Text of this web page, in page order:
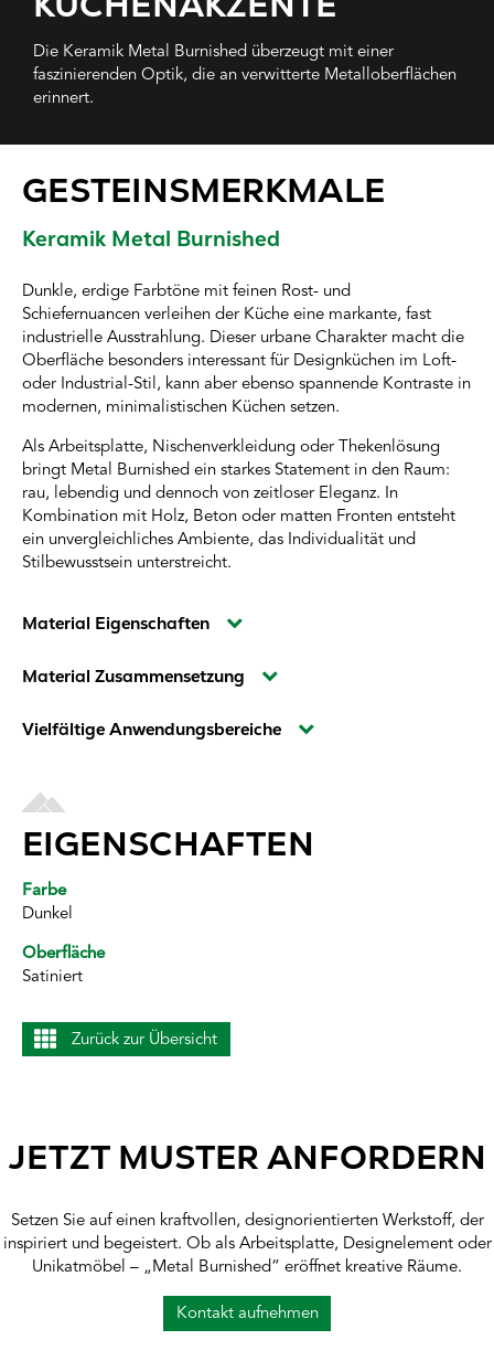
Die Keramik Metal Burnished überzeugt mit einer
faszinierenden Optik, die an verwitterte Metalloberflächen
erinnert.
GESTEINSMERKMALE
Keramik Metal Burnished
Dunkle, erdige Farbtöne mit feinen Rost- und
Schiefernuancen verleihen der Küche eine markante, fast
industrielle Ausstrahlung. Dieser urbane Charakter macht die
Oberfläche besonders interessant für Designküchen im Loft-
oder Industrial-Stil, kann aber ebenso spannende Kontraste in
modernen, minimalistischen Küchen setzen.
Als Arbeitsplatte, Nischenverkleidung oder Thekenlösung
bringt Metal Burnished ein starkes Statement in den Raum:
rau, lebendig und dennoch von zeitloser Eleganz. In
Kombination mit Holz, Beton oder matten Fronten entsteht
ein unvergleichliches Ambiente, das Individualität und
Stilbewusstsein unterstreicht.
Material Eigenschaften
Material Zusammensetzung
Vielfältige Anwendungsbereiche
EIGENSCHAFTEN
Farbe
Dunkel
Oberfläche
Satiniert
Zurück zur Übersicht
JETZT MUSTER ANFORDERN
Setzen Sie auf einen kraftvollen, designorientierten Werkstoff, der
inspiriert und begeistert. Ob als Arbeitsplatte, Designelement oder
Unikatmöbel – „Metal Burnished“ eröffnet kreative Räume.
Kontakt aufnehmen